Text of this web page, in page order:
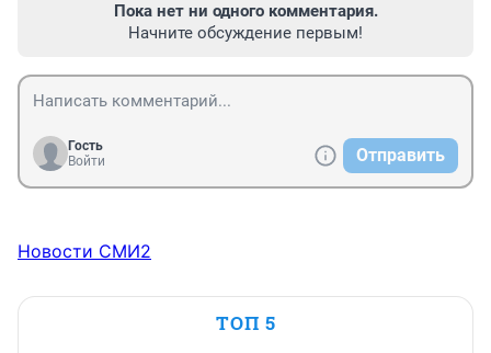
Пока нет ни одного комментария.
Начните обсуждение первым!
Гость
Войти
Отправить
Новости СМИ2
ТОП 5